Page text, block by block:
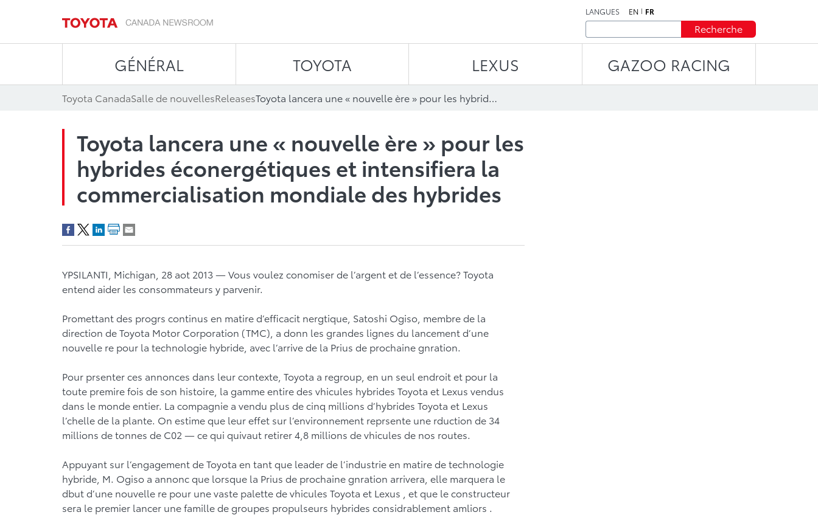
LANGUES EN FR
Recherche
GÉNÉRAL TOYOTA LEXUS GAZOO RACING
Toyota CanadaSalle de nouvellesReleases Toyota lancera une « nouvelle ère » pour les hybrides éconergétiques et intensifiera la commercialisation mondiale des hybrides
Toyota lancera une « nouvelle ère » pour les
hybrides éconergétiques et intensifiera la
commercialisation mondiale des hybrides
YPSILANTI, Michigan, 28 aot 2013 — Vous voulez conomiser de l’argent et de l’essence? Toyota
entend aider les consommateurs y parvenir.
Promettant des progrs continus en matire d’efficacit nergtique, Satoshi Ogiso, membre de la
direction de Toyota Motor Corporation (TMC), a donn les grandes lignes du lancement d’une
nouvelle re pour la technologie hybride, avec l’arrive de la Prius de prochaine gnration.
Pour prsenter ces annonces dans leur contexte, Toyota a regroup, en un seul endroit et pour la
toute premire fois de son histoire, la gamme entire des vhicules hybrides Toyota et Lexus vendus
dans le monde entier. La compagnie a vendu plus de cinq millions d’hybrides Toyota et Lexus
l’chelle de la plante. On estime que leur effet sur l’environnement reprsente une rduction de 34
millions de tonnes de C02 — ce qui quivaut retirer 4,8 millions de vhicules de nos routes.
Appuyant sur l’engagement de Toyota en tant que leader de l’industrie en matire de technologie
hybride, M. Ogiso a annonc que lorsque la Prius de prochaine gnration arrivera, elle marquera le
dbut d’une nouvelle re pour une vaste palette de vhicules Toyota et Lexus , et que le constructeur
sera le premier lancer une famille de groupes propulseurs hybrides considrablement amliors .